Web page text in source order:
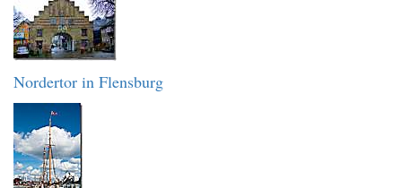
Nordertor in Flensburg